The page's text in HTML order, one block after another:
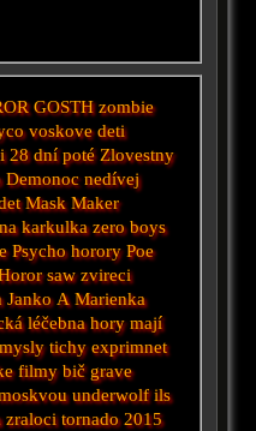
HOROR GOSTH zombie
voskove deti
28 dní poté Zlovestny
Demonoc nedívej
Mask Maker
karkulka zero boys
Psycho horory Poe
saw zvireci
Janko A Marienka
léčebna hory mají
tichy exprimnet
filmy bič grave
underwolf ils
zraloci tornado 2015